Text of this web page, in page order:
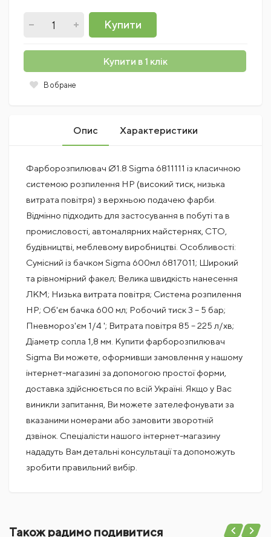
Купити
Купити в 1 клік
В обране
Опис Характеристики
Фарборозпилювач Ø1.8 Sigma 6811111 із класичною
системою розпилення HP (високий тиск, низька
витрата повітря) з верхньою подачею фарби.
Відмінно підходить для застосування в побуті та в
промисловості, автомалярних майстернях, СТО,
будівництві, меблевому виробництві. Особливості:
Сумісний із бачком Sigma 600мл 6817011; Широкий
та рівномірний факел; Велика швидкість нанесення
ЛКМ; Низька витрата повітря; Система розпилення
HP; Об'єм бачка 600 мл; Робочий тиск 3 – 5 бар;
Пневмороз'єм 1/4 '; Витрата повітря 85 – 225 л/хв;
Діаметр сопла 1,8 мм. Купити фарборозпилювач
Sigma Ви можете, оформивши замовлення у нашому
інтернет-магазині за допомогою простої форми,
доставка здійснюється по всій Україні. Якщо у Вас
виникли запитання, Ви можете зателефонувати за
вказаними номерами або замовити зворотній
дзвінок. Спеціалісти нашого інтернет-магазину
нададуть Вам детальні консультації та допоможуть
зробити правильний вибір.
МАТЕРІАЛ БАКА
Також радимо подивитися